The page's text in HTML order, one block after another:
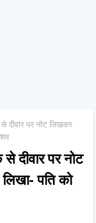
दीवार पर नोट लिखकर
दीवार पर नोट
पति को